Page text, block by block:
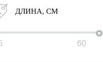
ДЛИНА, СМ